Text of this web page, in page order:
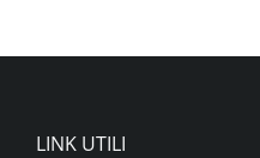
LINK UTILI